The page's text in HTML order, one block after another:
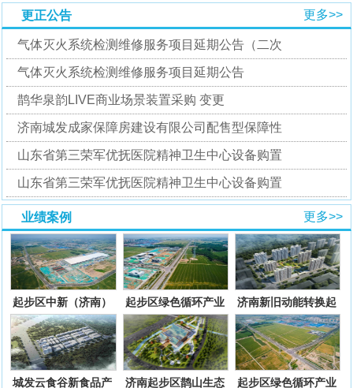
更多>>
更正公告
气体灭火系统检测维修服务项目延期公告（二次
气体灭火系统检测维修服务项目延期公告
鹊华泉韵LIVE商业场景装置采购 变更
济南城发成家保障房建设有限公司配售型保障性
山东省第三荣军优抚医院精神卫生中心设备购置
山东省第三荣军优抚医院精神卫生中心设备购置
更多>>
业绩案例
起步区中新（济南）
绿色智慧产业园配套
基础设
起步区绿色循环产业
园配套基础设施项目
一期二
济南新旧动能转换起
步区孙耿街道好庙
村、大路
城发云食谷新食品产 济南起步区鹊山生态 起步区绿色循环产业